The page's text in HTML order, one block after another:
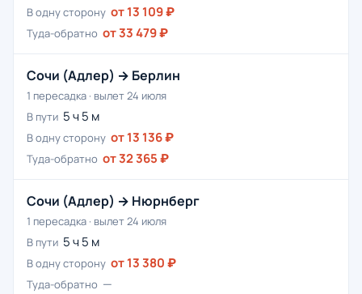
В одну сторону от 13 109 ₽
Туда-обратно от 33 479 ₽
Сочи (Адлер) → Берлин
1 пересадка · вылет 24 июля
В пути 5 ч 5 м
В одну сторону от 13 136 ₽
Туда-обратно от 32 365 ₽
Сочи (Адлер) → Нюрнберг
1 пересадка · вылет 24 июля
В пути 5 ч 5 м
В одну сторону от 13 380 ₽
Туда-обратно —